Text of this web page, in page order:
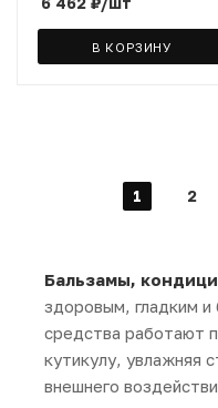
В КОРЗИНУ
1 2
Бальзамы,
здоровым, гладким
средства работают
кутикулу, увлажняя
внешнего